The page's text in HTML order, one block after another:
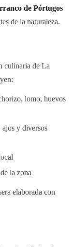
de Pórtugos
de la naturaleza.
culinaria de La
lomo, huevos
ajos y diversos
la zona
elaborada con